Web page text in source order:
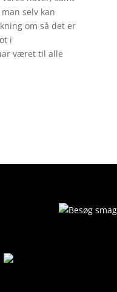
selv kan
om så det er
i
været til alle